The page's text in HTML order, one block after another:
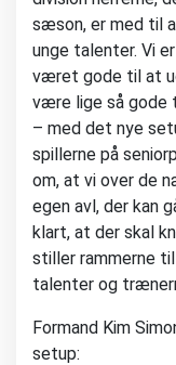
sæson, er med til
unge talenter. Vi
været gode til at
være lige så gode
– med det nye
spillerne på
om, at vi over de
egen avl, der kan
klart, at der skal
stiller rammerne
talenter og
Formand Kim
setup: